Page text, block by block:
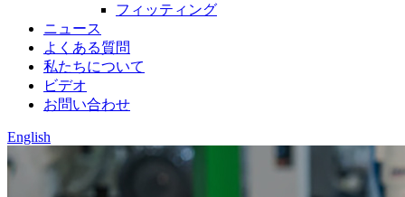
フィッティング
ニュース
よくある質問
私たちについて
ビデオ
お問い合わせ
English